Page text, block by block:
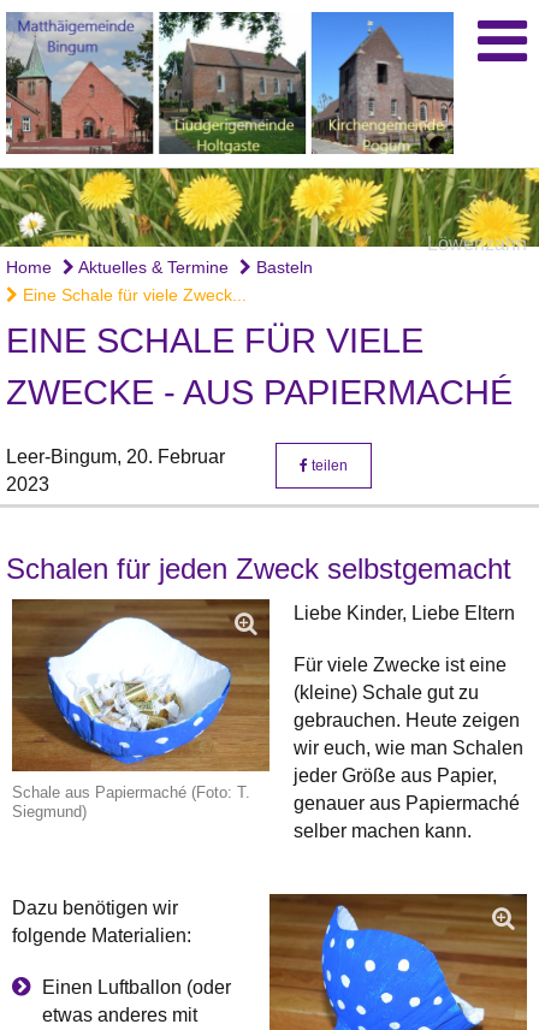
Löwenzahn
Home Aktuelles & Termine
Basteln
Eine Schale für viele Zweck...
EINE SCHALE FÜR VIELE
ZWECKE - AUS PAPIERMACHÉ
Leer-Bingum, 20. Februar
2023
teilen
Schalen für jeden Zweck selbstgemacht
Schale aus Papiermaché (Foto: T.
Siegmund)
Liebe Kinder, Liebe Eltern
Für viele Zwecke ist eine
(kleine) Schale gut zu
gebrauchen. Heute zeigen
wir euch, wie man Schalen
jeder Größe aus Papier,
genauer aus Papiermaché
selber machen kann.
Dazu benötigen wir
folgende Materialien:
Einen Luftballon (oder
etwas anderes mit